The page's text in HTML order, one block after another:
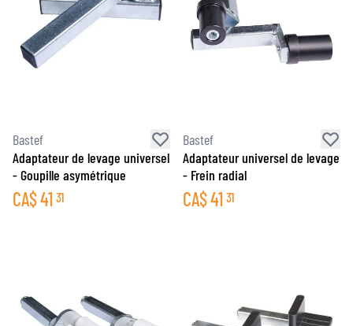
Bastef
Adaptateur de levage universel
- Goupille asymétrique
CA$41 31
Bastef
Adaptateur universel de levage
- Frein radial
CA$41 31